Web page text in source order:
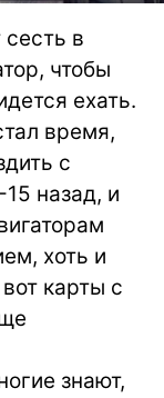
в
чтобы
ехать.
время,
с
назад, и
хоть и
карты с
знают,